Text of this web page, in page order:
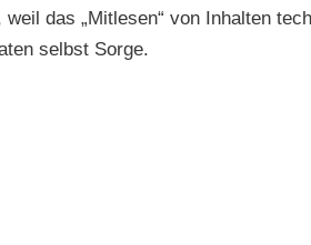
das „Mitlesen“ von Inhalten
selbst Sorge.